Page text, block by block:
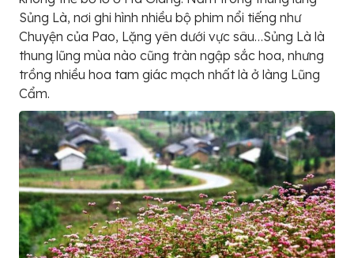
Sủng Là, nơi ghi hình nhiều bộ phim nổi tiếng như
Chuyện của Pao, Lặng yên dưới vực sâu…Sủng Là là
thung lũng mùa nào cũng tràn ngập sắc hoa, nhưng
trồng nhiều hoa tam giác mạch nhất là ở làng Lũng
Cẩm.